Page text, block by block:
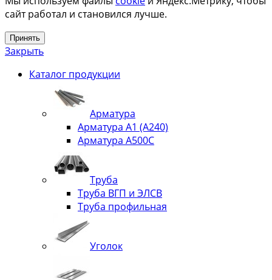
сайт работал и становился лучше.
Принять
Закрыть
Каталог продукции
Арматура
Арматура А1 (А240)
Арматура А500С
Труба
Труба ВГП и ЭЛСВ
Труба профильная
Уголок